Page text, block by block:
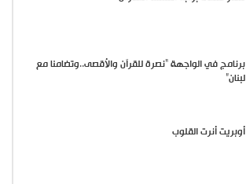
برنامج في الواجهة “نصرة للقرآن والأقصى..وتضامنا مع
لبنان”
أوبريت أنرت القلوب